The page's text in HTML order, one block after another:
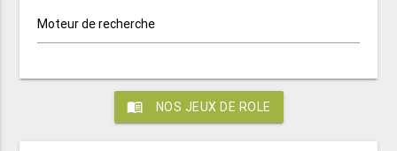
Moteur de recherche
menu_book NOS JEUX DE ROLE